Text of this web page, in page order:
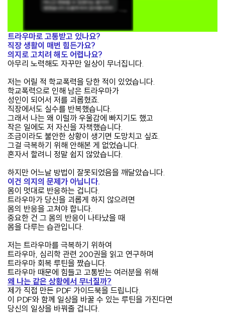
트라우마로 고통받고 있나요?
직장 생활이 매번 힘든가요?
의지로 고치려 해도 어렵나요?
아무리 노력해도 자꾸만 일상이 무너집니다.
저는 어릴 적 학교폭력을 당한 적이 있었습니다.
학교폭력으로 인해 남은 트라우마가
성인이 되어서 저를 괴롭혔죠.
직장에서도 실수를 반복했습니다.
그래서 나는 왜 이럴까 우울감에 빠지기도 했고
작은 일에도 저 자신을 자책했습니다.
조금이라도 불안한 상황이 생기면 도망치고 싶죠.
그걸 극복하기 위해 안해본 게 없었습니다.
혼자서 할려니 정말 쉽지 않았습니다.
하지만 어느날 방법이 잘못되었음을 깨달았습니다.
이건 의지의 문제가 아닙니다.
몸이 멋대로 반응하는 겁니다.
트라우마가 당신을 괴롭게 하지 않으려면
몸의 반응을 고쳐야 합니다.
중요한 건 그 몸의 반응이 나타났을 때
몸을 다루는 습관입니다.
저는 트라우마를 극복하기 위하여
트라우마, 심리학 관련 200권을 읽고 연구하며
트라우마 회복 루틴을 짰습니다.
트라우마 때문에 힘들고 고통받는 여러분을 위해
왜 나는 같은 상황에서 무너질까?
제가 직접 만든 PDF 가이드북을 드립니다.
이 PDF와 함께 일상을 바꿀 수 있는 루틴을 가진다면
당신의 일상을 바꿔줄 겁니다.